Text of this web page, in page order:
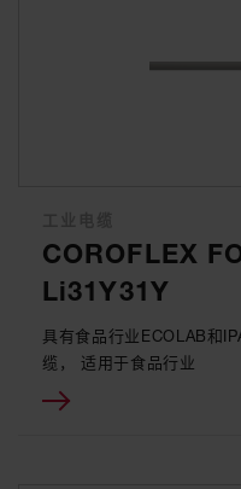
COROFLEX
Li31Y31Y
具有食品行业ECOLAB和
缆， 适用于食品行业